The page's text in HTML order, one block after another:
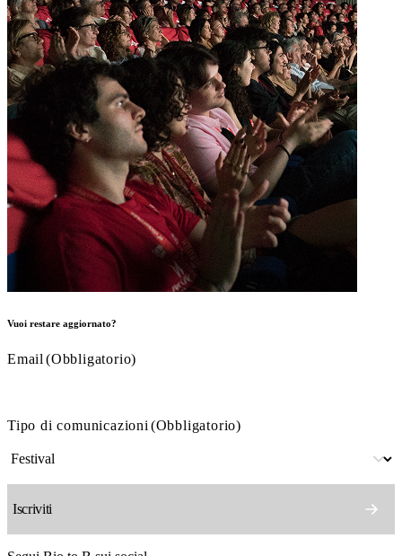
Vuoi restare aggiornato?
Email (Obbligatorio)
Tipo di comunicazioni (Obbligatorio)